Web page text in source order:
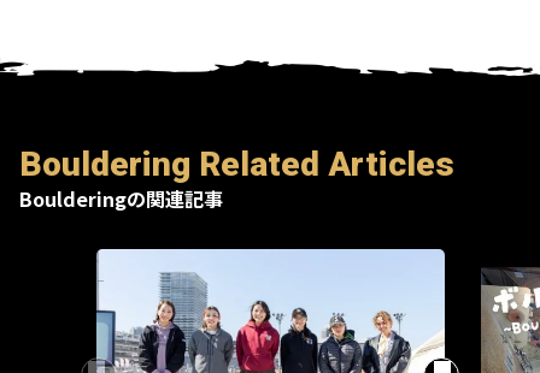
Bouldering Related Articles
Boulderingの関連記事